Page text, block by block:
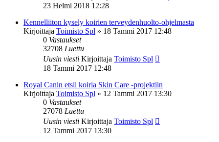
23 Helmi 2018 12:28
Kennelliiton kysely koirien terveydenhuolto-ohjelmasta
Kirjoittaja Toimisto Spl » 18 Tammi 2017 12:48
0 Vastaukset
32708 Luettu
Uusin viesti Kirjoittaja Toimisto Spl
18 Tammi 2017 12:48
Royal Canin etsii koiria Skin Care -projektiin
Kirjoittaja Toimisto Spl » 12 Tammi 2017 13:30
0 Vastaukset
27078 Luettu
Uusin viesti Kirjoittaja Toimisto Spl
12 Tammi 2017 13:30